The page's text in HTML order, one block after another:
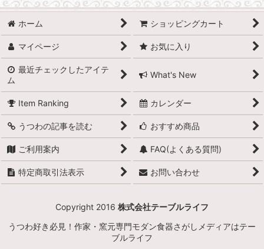
絞り込む
ホーム ショッピングカート
マイページ お気に入り
最近チェックしたアイテ
ム
What's New
Item Ranking カレンダー
うつわの記事を読む おすすめ商品
ご利用案内 FAQ(よくある質問)
特定商取引法表示 お問い合わせ
Copyright 2016 株式会社テーブルライフ
うつわ好き必見！作家・窯元専門モダン食器さがしメディアはテー
ブルライフ